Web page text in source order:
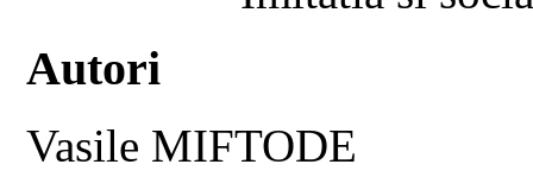
Autori
Vasile MIFTODE